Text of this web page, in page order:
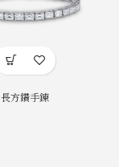
長方鑽手鍊